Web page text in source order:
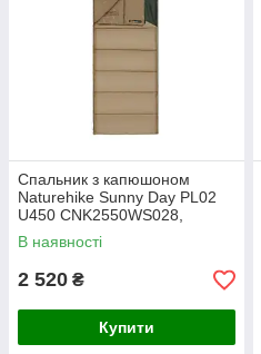
Спальник з капюшоном
Naturehike Sunny Day PL02
U450 CNK2550WS028,
(3,9°C), правий, коричнево-
зелений
В наявності
2 520 ₴
Купити